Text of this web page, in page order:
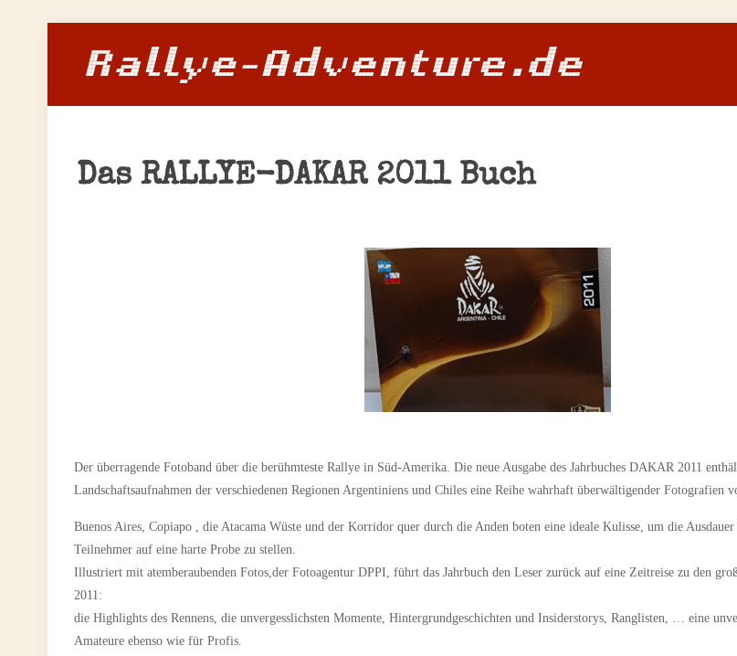
Das RALLYE-DAKAR 2011 Buch
Der überragende Fotoband über die berühmteste Rallye in Süd-Amerika. Die neue Ausgabe des Jahrbuches DAKAR 2011
Landschaftsaufnahmen der verschiedenen Regionen Argentiniens und Chiles eine Reihe wahrhaft überwältigender Fotografien
Buenos Aires, Copiapo , die Atacama Wüste und der Korridor quer durch die Anden boten eine ideale Kulisse, um die
Teilnehmer auf eine harte Probe zu stellen.
Illustriert mit atemberaubenden Fotos,der Fotoagentur DPPI, führt das Jahrbuch den Leser zurück auf eine Zeitreise zu den
2011:
die Highlights des Rennens, die unvergesslichsten Momente, Hintergrundgeschichten und Insiderstorys, Ranglisten, … eine
Amateure ebenso wie für Profis.